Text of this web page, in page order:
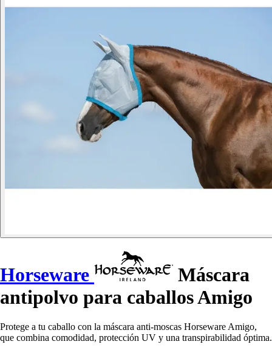
Horseware
Máscara
antipolvo para caballos Amigo
Protege a tu caballo con la máscara anti-moscas Horseware Amigo,
que combina comodidad, protección UV y una transpirabilidad óptima.